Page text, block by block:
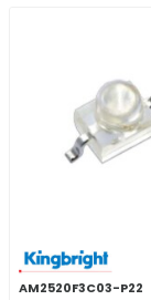
AM2520F3C03-P22